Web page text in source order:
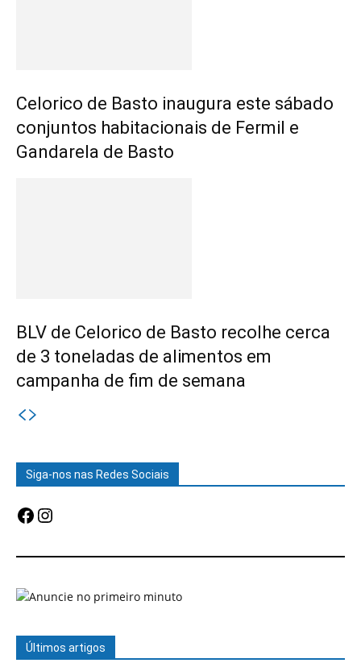
Celorico de Basto inaugura este sábado
conjuntos habitacionais de Fermil e
Gandarela de Basto
BLV de Celorico de Basto recolhe cerca
de 3 toneladas de alimentos em
campanha de fim de semana
Siga-nos nas Redes Sociais
Facebook
Instagram
Últimos artigos